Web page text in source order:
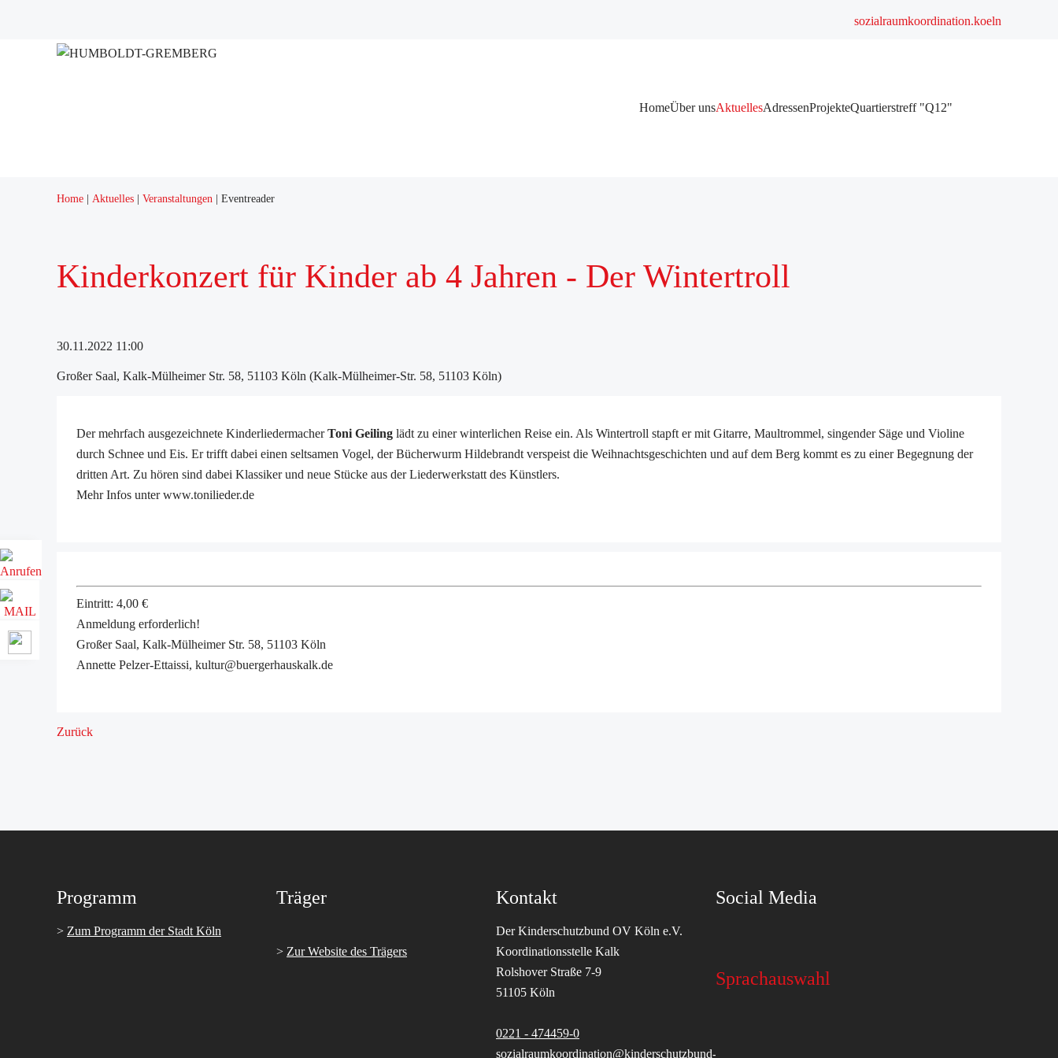
sozialraumkoordination.koeln
Navigation
HomeÜber unsAktuellesAdressenProjekteQuartierstreff "Q12"
Home Aktuelles Veranstaltungen Eventreader
Kinderkonzert für Kinder ab 4 Jahren - Der Wintertroll
30.11.2022 11:00
Großer Saal, Kalk-Mülheimer Str. 58, 51103 Köln (Kalk-Mülheimer-Str. 58, 51103 Köln)
Der mehrfach ausgezeichnete KinderliedermacherToni Geiling lädt zu einer winterlichen Reise ein. Als Wintertroll stapft er mit Gitarre, Maultrommel, singender Säge und Violine
durch Schnee und Eis. Er trifft dabei einen seltsamen Vogel, der Bücherwurm Hildebrandt verspeist die Weihnachtsgeschichten und auf dem Berg kommt es zu einer Begegnung der
dritten Art. Zu hören sind dabei Klassiker und neue Stücke aus der Liederwerkstatt des Künstlers.
Mehr Infos unter www.tonilieder.de
Eintritt: 4,00 €
Anmeldung erforderlich!
Großer Saal, Kalk-Mülheimer Str. 58, 51103 Köln
Annette Pelzer-Ettaissi, kultur@buergerhauskalk.de
Zurück
Programm
> Zum Programm der Stadt Köln
Träger
> Zur Website des Trägers
Kontakt
Der Kinderschutzbund OV Köln e.V.
Koordinationsstelle Kalk
Rolshover Straße 7-9
51105 Köln
0221 - 474459-0
sozialraumkoordination@kinderschutzbund-
Social Media
Sprachauswahl